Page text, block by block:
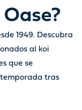
1949. Descubra
al koi
que se
tras